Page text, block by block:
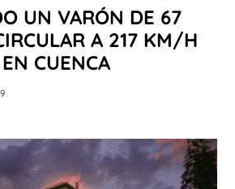
UN VARÓN DE 67
A 217 KM/H
CUENCA